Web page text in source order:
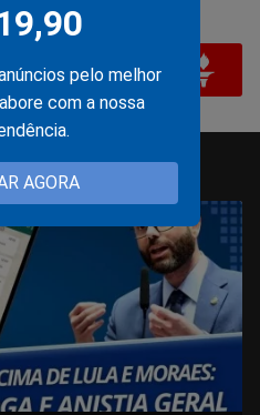
pelo melhor
com a nossa
AGORA
no
Messenger
no
Telegram
no
Gettr